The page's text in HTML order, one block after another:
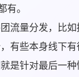
有。
流量分发，比
有些本身线下
是针对最后一种